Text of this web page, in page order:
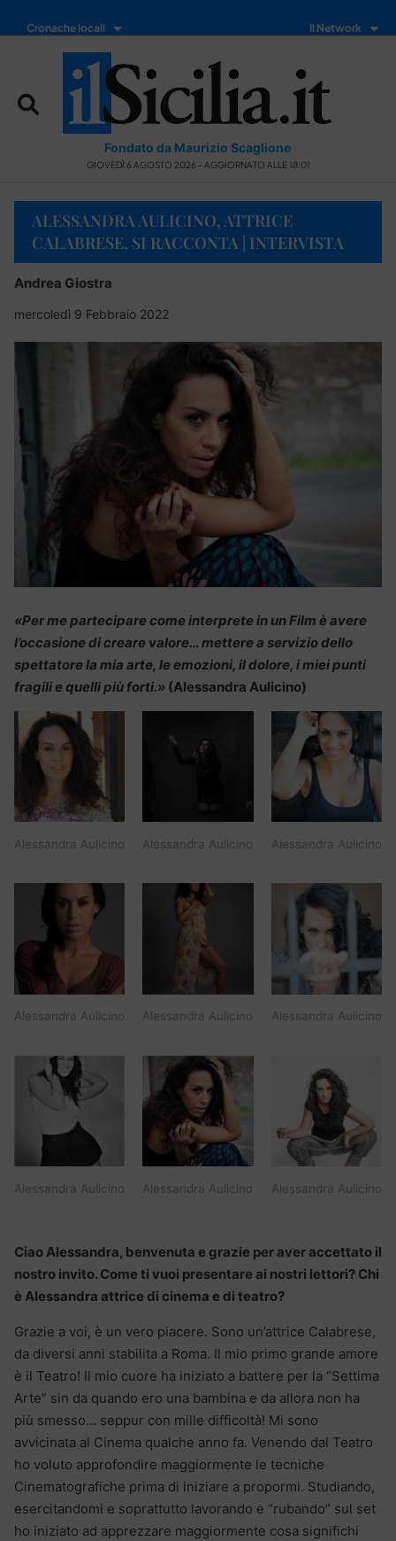
Cronache locali Il Network
Fondato da Maurizio Scaglione
GIOVEDÌ 6 AGOSTO 2026 - AGGIORNATO ALLE 18:01
ALESSANDRA AULICINO, ATTRICE
CALABRESE, SI RACCONTA | INTERVISTA
Andrea Giostra
mercoledì 9 Febbraio 2022
«Per me partecipare come interprete in un Film è avere
l’occasione di creare valore… mettere a servizio dello
spettatore la mia arte, le emozioni, il dolore, i miei punti
fragili e quelli più forti.» (Alessandra Aulicino)
Alessandra Aulicino Alessandra Aulicino Alessandra Aulicino
Alessandra Aulicino Alessandra Aulicino Alessandra Aulicino
Alessandra Aulicino Alessandra Aulicino Alessandra Aulicino
Ciao Alessandra, benvenuta e grazie per aver accettato il
nostro invito. Come ti vuoi presentare ai nostri lettori? Chi
è Alessandra attrice di cinema e di teatro?
Grazie a voi, è un vero piacere. Sono un’attrice Calabrese,
da diversi anni stabilita a Roma. Il mio primo grande amore
è il Teatro! Il mio cuore ha iniziato a battere per la “Settima
Arte” sin da quando ero una bambina e da allora non ha
più smesso… seppur con mille difficoltà! Mi sono
avvicinata al Cinema qualche anno fa. Venendo dal Teatro
ho voluto approfondire maggiormente le tecniche
Cinematografiche prima di iniziare a propormi. Studiando,
esercitandomi e soprattutto lavorando e “rubando” sul set
ho iniziato ad apprezzare maggiormente cosa significhi